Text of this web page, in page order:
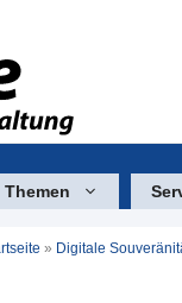
Themen
» Digitale